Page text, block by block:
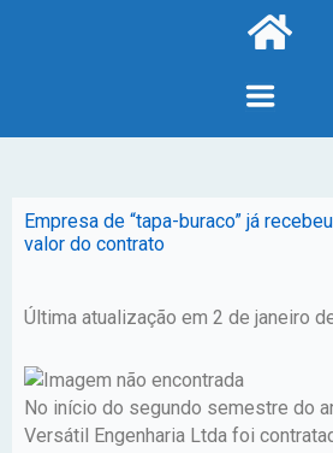
Empresa de “tapa-buraco” já
valor do contrato
Última atualização em 2 de janeiro
No início do segundo semestre do
Versátil Engenharia Ltda foi